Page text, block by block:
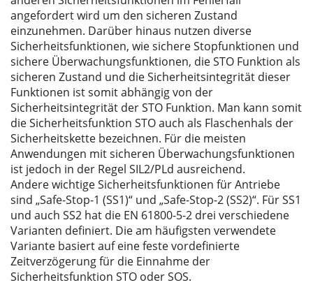
angefordert wird um den sicheren Zustand
einzunehmen. Darüber hinaus nutzen diverse
Sicherheitsfunktionen, wie sichere Stopfunktionen und
sichere Überwachungsfunktionen, die STO Funktion als
sicheren Zustand und die Sicherheitsintegrität dieser
Funktionen ist somit abhängig von der
Sicherheitsintegrität der STO Funktion. Man kann somit
die Sicherheitsfunktion STO auch als Flaschenhals der
Sicherheitskette bezeichnen. Für die meisten
Anwendungen mit sicheren Überwachungsfunktionen
ist jedoch in der Regel SIL2/PLd ausreichend.
Andere wichtige Sicherheitsfunktionen für Antriebe
sind „Safe-Stop-1 (SS1)“ und „Safe-Stop-2 (SS2)“. Für SS1
und auch SS2 hat die EN 61800-5-2 drei verschiedene
Varianten definiert. Die am häufigsten verwendete
Variante basiert auf eine feste vordefinierte
Zeitverzögerung für die Einnahme der
Sicherheitsfunktion STO oder SOS.